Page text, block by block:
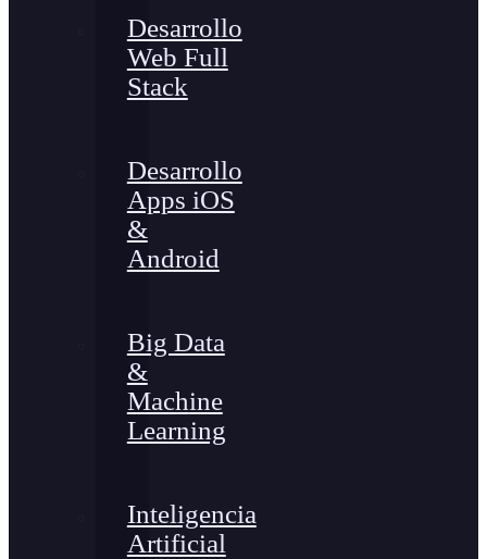
Desarrollo
Web Full
Stack
Desarrollo
Apps iOS
&
Android
Big Data
&
Machine
Learning
Inteligencia
Artificial